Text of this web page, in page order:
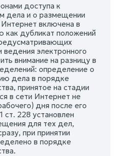
доступа к
дела и о размещении
включена в
дубликат положений
электронного
внимание на разницу в
определение о
дела в порядке
принятое на стадии
в сети Интернет не
дня после его
ст. 228 установлен
для тех дел,
при принятии
в порядке